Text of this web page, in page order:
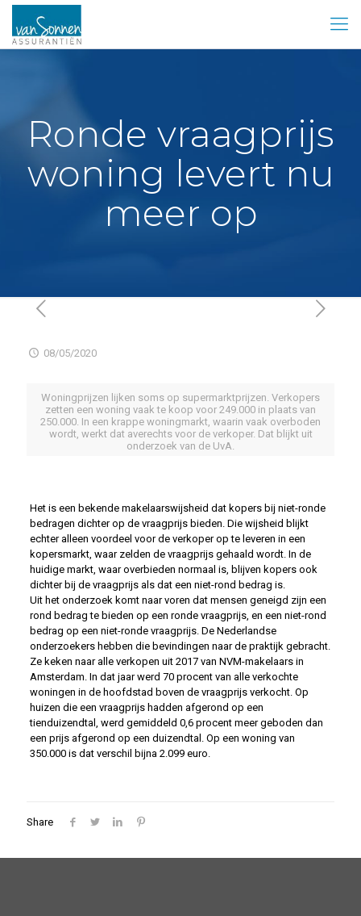
Ronde vraagprijs
woning levert nu
meer op
08/05/2020
Woningprijzen lijken soms op supermarktprijzen. Verkopers
zetten een woning vaak te koop voor 249.000 in plaats van
250.000. In een krappe woningmarkt, waarin vaak overboden
wordt, werkt dat averechts voor de verkoper. Dat blijkt uit
onderzoek van de UvA.
Het is een bekende makelaarswijsheid dat kopers bij niet-ronde
bedragen dichter op de vraagprijs bieden. Die wijsheid blijkt
echter alleen voordeel voor de verkoper op te leveren in een
kopersmarkt, waar zelden de vraagprijs gehaald wordt. In de
huidige markt, waar overbieden normaal is, blijven kopers ook
dichter bij de vraagprijs als dat een niet-rond bedrag is.
Uit het onderzoek komt naar voren dat mensen geneigd zijn een
rond bedrag te bieden op een ronde vraagprijs, en een niet-rond
bedrag op een niet-ronde vraagprijs. De Nederlandse
onderzoekers hebben die bevindingen naar de praktijk gebracht.
Ze keken naar alle verkopen uit 2017 van NVM-makelaars in
Amsterdam. In dat jaar werd 70 procent van alle verkochte
woningen in de hoofdstad boven de vraagprijs verkocht. Op
huizen die een vraagprijs hadden afgerond op een
tienduizendtal, werd gemiddeld 0,6 procent meer geboden dan
een prijs afgerond op een duizendtal. Op een woning van
350.000 is dat verschil bijna 2.099 euro.
Share